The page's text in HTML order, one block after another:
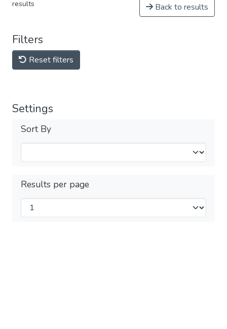
results Back to results
Filters
Reset filters
Settings
Sort By
Results per page